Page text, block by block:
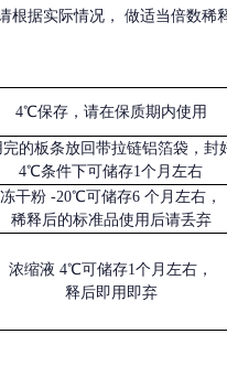
根据实际情况， 做适当倍数稀
4℃保存，请在保质期内使用
的板条放回带拉链铝箔袋，封
4℃条件下可储存1个月左右
冻干粉 -20℃可储存6 个月左右，
稀释后的标准品使用后请丢弃
浓缩液 4℃可储存1个月左右，
释后即用即弃